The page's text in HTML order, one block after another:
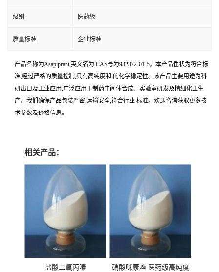
级别 医药级
质量标准 企业标准
产品名称为Asapiprant,英文名为,CAS号为932372-01-5。本产品性状为符合标
准,经过严格的质量控制,具有高纯度和 的化学稳定性。该产品主要用途为科
研出口及工业应用,广泛应用于制药中间体合成、实验室研发及精细化工生
产。我们确保产品包装严密,运输安全,符合行业 标准。欢迎咨询获取更多技
术参数及价格信息。
相关产品：
盐酸二氧丙嗪
硝酸咪康唑 医药级高纯度